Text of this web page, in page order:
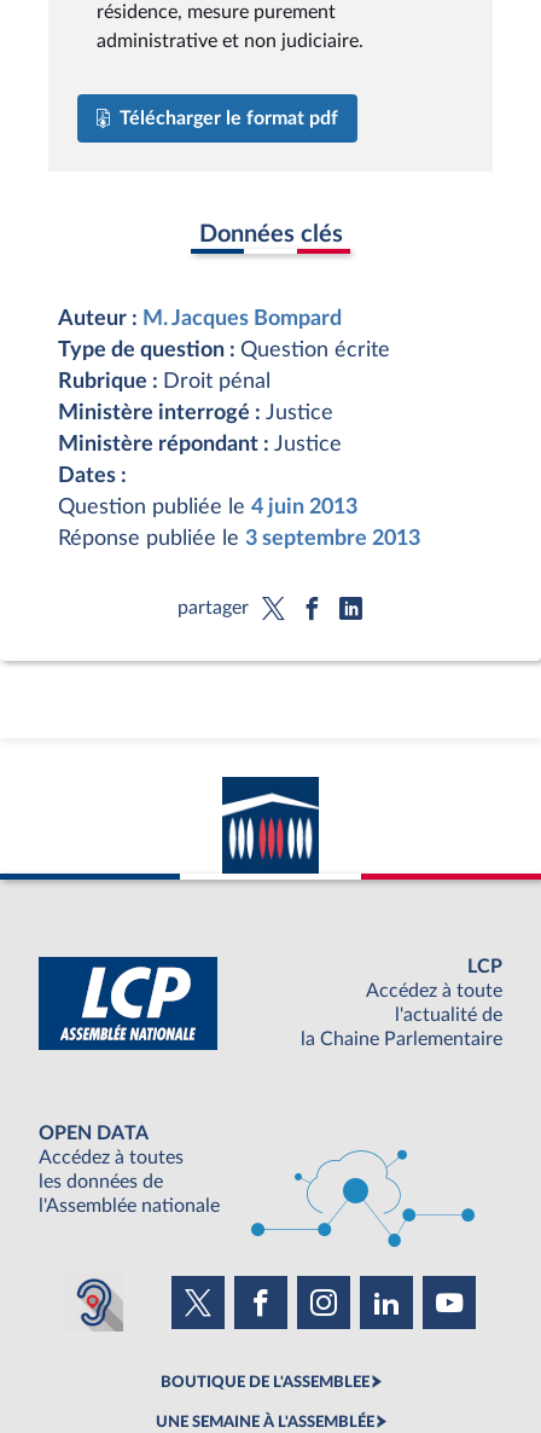
résidence, mesure purement
administrative et non judiciaire.
Télécharger le format pdf
Données clés
Auteur : M. Jacques Bompard
Type de question : Question écrite
Rubrique : Droit pénal
Ministère interrogé : Justice
Ministère répondant : Justice
Dates :
Question publiée le 4 juin 2013
Réponse publiée le 3 septembre 2013
partager
LCP
Accédez à toute
l'actualité de
la Chaine Parlementaire
OPEN DATA
Accédez à toutes
les données de
l'Assemblée nationale
BOUTIQUE DE L'ASSEMBLEE
UNE SEMAINE À L'ASSEMBLÉE